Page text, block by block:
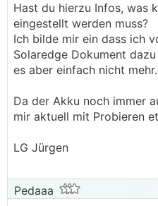
SetAppWR:
Grundsätzliches:
Solaredge wird von
unterstützt.
und ausgewertet
Also werden die SE
angezeigt. Mit allen
Wenn die SE´s am AC-
Hast du hierzu Infos, was
eingestellt werden muss?
Ich bilde mir ein dass ich
Solaredge Dokument
es aber einfach nicht mehr.
Da der Akku noch immer
mir aktuell mit Probieren
LG Jürgen
Pedaaa